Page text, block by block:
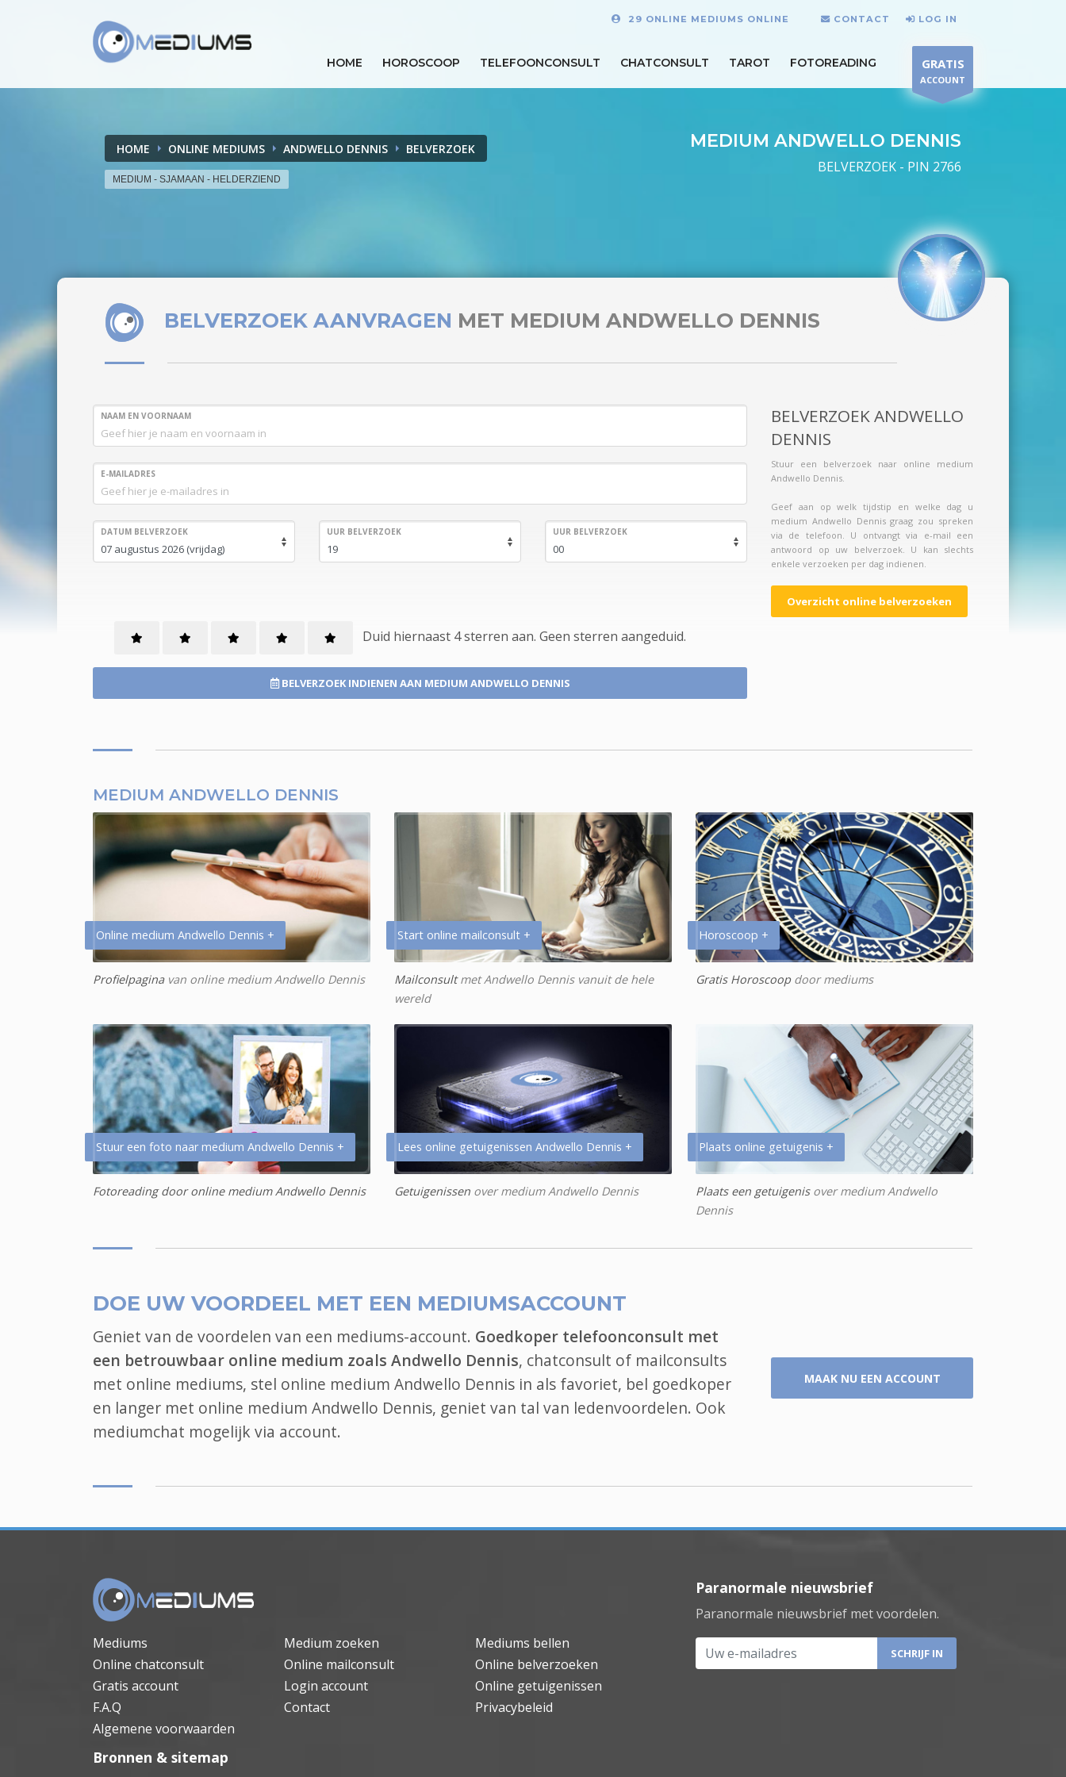
29 ONLINE MEDIUMS ONLINE CONTACT LOG IN
HOME HOROSCOOP TELEFOONCONSULT CHATCONSULT TAROT FOTOREADING GRATIS
ACCOUNT
HOME ONLINE MEDIUMS ANDWELLO DENNIS BELVERZOEK
MEDIUM - SJAMAAN - HELDERZIEND
MEDIUM ANDWELLO DENNIS
BELVERZOEK - PIN 2766
BELVERZOEK AANVRAGEN MET MEDIUM ANDWELLO DENNIS
NAAM EN VOORNAAM
E-MAILADRES
DATUM BELVERZOEK UUR BELVERZOEK UUR BELVERZOEK
Duid hiernaast 4 sterren aan. Geen sterren aangeduid.
BELVERZOEK INDIENEN AAN MEDIUM ANDWELLO DENNIS
BELVERZOEK ANDWELLO
DENNIS
Stuur een belverzoek naar online medium
Andwello Dennis.
Geef aan op welk tijdstip en welke dag u
medium Andwello Dennis graag zou spreken
via de telefoon. U ontvangt via e-mail een
antwoord op uw belverzoek. U kan slechts
enkele verzoeken per dag indienen.
Overzicht online belverzoeken
MEDIUM ANDWELLO DENNIS
Online medium Andwello Dennis +
Profielpaginavan online medium Andwello Dennis
Start online mailconsult +
Mailconsultmet Andwello Dennis vanuit de hele
wereld
Horoscoop +
Gratis Horoscoopdoor mediums
Stuur een foto naar medium Andwello Dennis +
Fotoreading door online medium Andwello Dennis
Lees online getuigenissen Andwello Dennis +
Getuigenissen over medium Andwello Dennis
Plaats online getuigenis +
Plaats een getuigenisover medium Andwello
Dennis
DOE UW VOORDEEL MET EEN MEDIUMSACCOUNT
Geniet van de voordelen van een mediums-account. Goedkoper telefoonconsult met
een betrouwbaar online medium zoals Andwello Dennis, chatconsult of mailconsults
met online mediums, stel online medium Andwello Dennis in als favoriet, bel goedkoper
en langer met online medium Andwello Dennis, geniet van tal van ledenvoordelen. Ook
mediumchat mogelijk via account.
MAAK NU EEN ACCOUNT
Mediums Medium zoeken
Mediums bellen
Online chatconsult
Online mailconsult
Online belverzoeken
Gratis account
Login account
Online getuigenissen
F.A.Q
Contact
Privacybeleid
Algemene voorwaarden
Paranormale nieuwsbrief
Paranormale nieuwsbrief met voordelen.
Uw e-mailadres
Bronnen & sitemap